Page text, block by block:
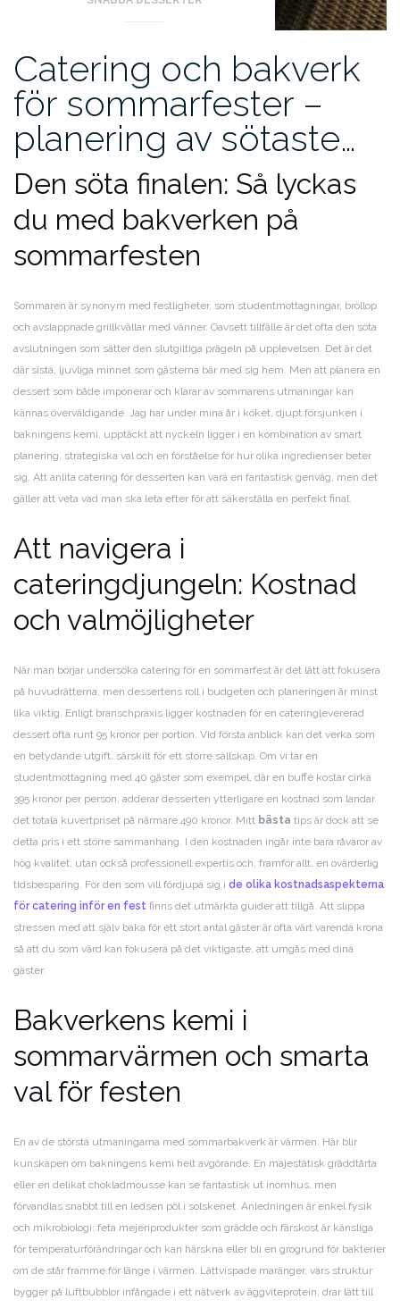
Catering och bakverk
för sommarfester –
planering av sötaste…
Den söta finalen: Så lyckas
du med bakverken på
sommarfesten
Sommaren är synonym med festligheter, som studentmottagningar, bröllop
och avslappnade grillkvällar med vänner. Oavsett tillfälle är det ofta den söta
avslutningen som sätter den slutgiltiga prägeln på upplevelsen. Det är det
där sista, ljuvliga minnet som gästerna bär med sig hem. Men att planera en
dessert som både imponerar och klarar av sommarens utmaningar kan
kännas överväldigande. Jag har under mina år i köket, djupt försjunken i
bakningens kemi, upptäckt att nyckeln ligger i en kombination av smart
planering, strategiska val och en förståelse för hur olika ingredienser beter
sig. Att anlita catering för desserten kan vara en fantastisk genväg, men det
gäller att veta vad man ska leta efter för att säkerställa en perfekt final.
Att navigera i
cateringdjungeln: Kostnad
och valmöjligheter
När man börjar undersöka catering för en sommarfest är det lätt att fokusera
på huvudrätterna, men dessertens roll i budgeten och planeringen är minst
lika viktig. Enligt branschpraxis ligger kostnaden för en cateringlevererad
dessert ofta runt 95 kronor per portion. Vid första anblick kan det verka som
en betydande utgift, särskilt för ett större sällskap. Om vi tar en
studentmottagning med 40 gäster som exempel, där en buffé kostar cirka
395 kronor per person, adderar desserten ytterligare en kostnad som landar
det totala kuvertpriset på närmare 490 kronor. Mitt bästa tips är dock att se
detta pris i ett större sammanhang. I den kostnaden ingår inte bara råvaror av
hög kvalitet, utan också professionell expertis och, framför allt, en ovärderlig
tidsbesparing. För den som vill fördjupa sig i de olika kostnadsaspekterna
för catering inför en fest finns det utmärkta guider att tillgå. Att slippa
stressen med att själv baka för ett stort antal gäster är ofta värt varenda krona
så att du som värd kan fokusera på det viktigaste, att umgås med dina
gäster.
Bakverkens kemi i
sommarvärmen och smarta
val för festen
En av de största utmaningarna med sommarbakverk är värmen. Här blir
kunskapen om bakningens kemi helt avgörande. En majestätisk gräddtårta
eller en delikat chokladmousse kan se fantastisk ut inomhus, men
förvandlas snabbt till en ledsen pöl i solskenet. Anledningen är enkel fysik
och mikrobiologi: feta mejeriprodukter som grädde och färskost är känsliga
för temperaturförändringar och kan härskna eller bli en grogrund för bakterier
om de står framme för länge i värmen. Lättvispade maränger, vars struktur
bygger på luftbubblor infångade i ett nätverk av äggviteprotein, drar lätt till